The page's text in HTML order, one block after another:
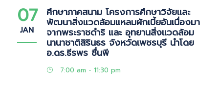
07
JAN
ศึกษาภาคสนาม โครงการศึกษาวิจัยและ
พัฒนาสิ่งแวดล้อมแหลมผักเบี้ยอันเนื่องมา
จากพระราชดำริ และ อุทยานสิ่งแวดล้อม
นานาชาติสิรินธร จังหวัดเพชรบุรี นำโดย
อ.ดร.ธีรพร ชื่นพี
7:00 am - 11:30 pm